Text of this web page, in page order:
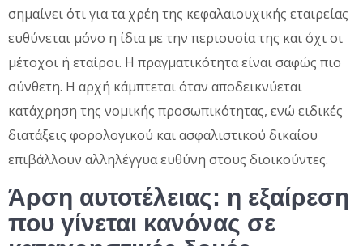
σημαίνει ότι για τα χρέη της κεφαλαιουχικής εταιρείας
ευθύνεται μόνο η ίδια με την περιουσία της και όχι οι
μέτοχοι ή εταίροι. Η πραγματικότητα είναι σαφώς πιο
σύνθετη. Η αρχή κάμπτεται όταν αποδεικνύεται
κατάχρηση της νομικής προσωπικότητας, ενώ ειδικές
διατάξεις φορολογικού και ασφαλιστικού δικαίου
επιβάλλουν αλληλέγγυα ευθύνη στους διοικούντες.
Άρση αυτοτέλειας: η εξαίρεση
που γίνεται κανόνας σε